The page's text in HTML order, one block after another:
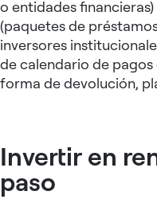
o entidades
(paquetes de
inversores
de calendario de
forma de devolución,
Invertir en
paso